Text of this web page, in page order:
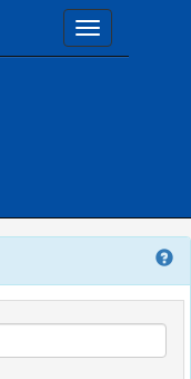
Toggle